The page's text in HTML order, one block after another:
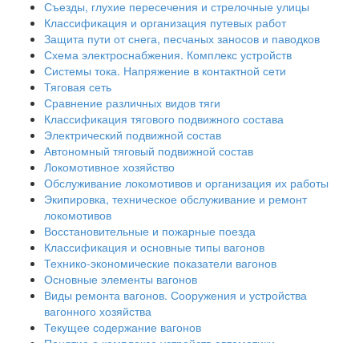
Съезды, глухие пересечения и стрелочные улицы
Классификация и организация путевых работ
Защита пути от снега, песчаных заносов и паводков
Схема электроснабжения. Комплекс устройств
Системы тока. Напряжение в контактной сети
Тяговая сеть
Сравнение различных видов тяги
Классификация тягового подвижного состава
Электрический подвижной состав
Автономный тяговый подвижной состав
Локомотивное хозяйство
Обслуживание локомотивов и организация их работы
Экипировка, техническое обслуживание и ремонт
локомотивов
Восстановительные и пожарные поезда
Классификация и основные типы вагонов
Технико-экономические показатели вагонов
Основные элементы вагонов
Виды ремонта вагонов. Сооружения и устройства
вагонного хозяйства
Текущее содержание вагонов